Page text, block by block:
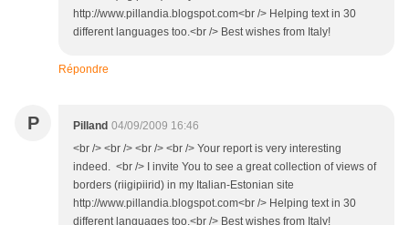
http://www.pillandia.blogspot.com<br /> Helping text in 30
different languages too.<br /> Best wishes from Italy!
Répondre
P Pilland 04/09/2009 16:46
<br /> <br /> <br /> <br /> Your report is very interesting
indeed. <br /> I invite You to see a great collection of views of
borders (riigipiirid) in my Italian-Estonian site
http://www.pillandia.blogspot.com<br /> Helping text in 30
different languages too.<br /> Best wishes from Italy!